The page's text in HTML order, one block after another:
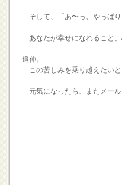
そして、「あ〜っ、やっぱり
あなたが幸せになれること
追伸。
この苦しみを乗り越えたい
元気になったら、またメール